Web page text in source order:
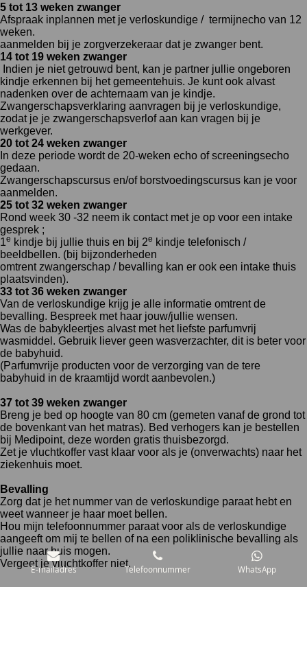
5 tot 13 weken zwanger
Afspraak inplannen met je verloskundige / termijnecho van 12
weken.
aanmelden bij je zorgverzekeraar dat je zwanger bent.
14 tot 19 weken zwanger
Indien je niet getrouwd bent, kan je partner jullie ongeboren
kindje erkennen bij het gemeentehuis. Je kunt ook alvast
nadenken over de achternaam van je kindje.
Zwangerschapsverklaring aanvragen bij je verloskundige,
zodat je je zwangerschapsverlof aan kan vragen bij je
werkgever.
20 tot 24 weken zwanger
In deze periode wordt de 20-weken echo of screeningsecho
gedaan.
Zwangerschapscursus en/of borstvoedingscursus kan je voor
aanmelden.
25 tot 32 weken zwanger
Rond week 30 -32 neem ik contact met je op voor een intake
gesprek ;
1e kindje bij jullie thuis en bij 2e kindje telefonisch /
beeldbellen. (bij bijzonderheden
omtrent zwangerschap / bevalling kan er ook een intake thuis
plaatsvinden).
33 tot 36 weken zwanger
Van de verloskundige krijg je alle informatie omtrent de
bevalling. Bespreek met haar jouw/jullie wensen.
Was de babykleertjes alvast met het liefste parfumvrij
wasmiddel. Gebruik liever geen wasverzachter, dit is beter voor
de babyhuid.
(Parfumvrije producten voor de verzorging van de tere
babyhuid in de kraamtijd wordt aanbevolen.)
37 tot 39 weken zwanger
Breng je bed op hoogte van 80 cm (gemeten vanaf de grond tot
de bovenkant van het matras). Bed verhogers kan je bestellen
bij Medipoint, deze worden gratis thuisbezorgd.
Zet je vluchtkoffer vast klaar voor als je (onverwachts) naar het
ziekenhuis moet.
Bevalling
Zorg dat je het nummer van de verloskundige paraat hebt en
weet wanneer je haar moet bellen.
Hou mijn telefoonnummer paraat voor als de verloskundige
aangeeft om mij te bellen of na een poliklinische bevalling als
jullie naar huis mogen.
Vergeet je vluchtkoffer niet.
E-mailadres Telefoonnummer WhatsApp